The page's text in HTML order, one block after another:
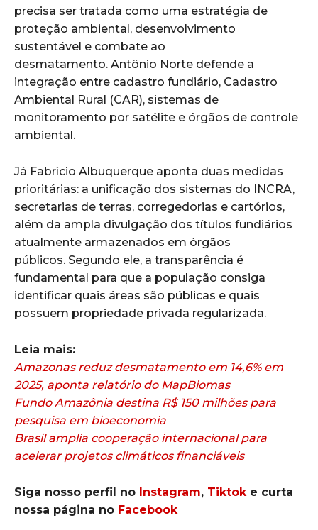
precisa ser tratada como uma estratégia de
proteção ambiental, desenvolvimento
sustentável e combate ao
desmatamento. Antônio Norte defende a
integração entre cadastro fundiário, Cadastro
Ambiental Rural (CAR), sistemas de
monitoramento por satélite e órgãos de controle
ambiental.
Já Fabrício Albuquerque aponta duas medidas
prioritárias: a unificação dos sistemas do INCRA,
secretarias de terras, corregedorias e cartórios,
além da ampla divulgação dos títulos fundiários
atualmente armazenados em órgãos
públicos. Segundo ele, a transparência é
fundamental para que a população consiga
identificar quais áreas são públicas e quais
possuem propriedade privada regularizada.
Leia mais:
Amazonas reduz desmatamento em 14,6% em
2025, aponta relatório do MapBiomas
Fundo Amazônia destina R$ 150 milhões para
pesquisa em bioeconomia
Brasil amplia cooperação internacional para
acelerar projetos climáticos financiáveis
Siga nosso perfil no Instagram, Tiktoke curta
nossa página no Facebook